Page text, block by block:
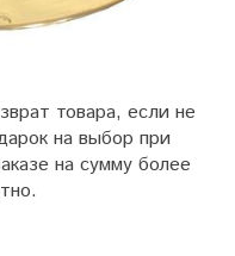
товара, если не
на выбор при
на сумму более